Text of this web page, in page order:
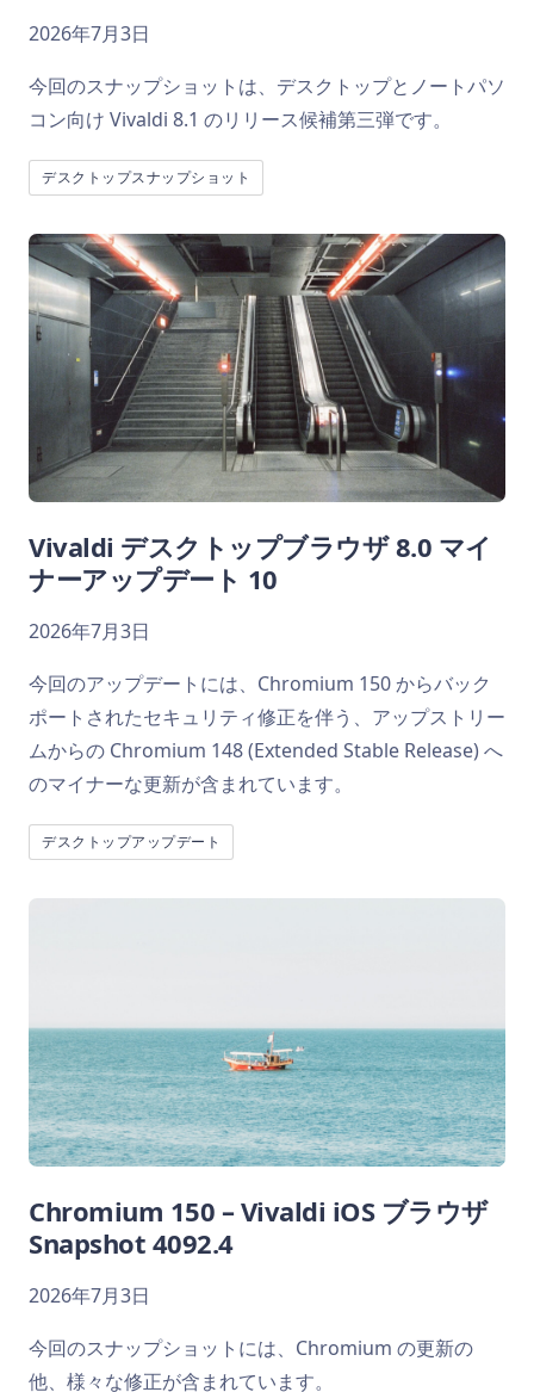
2026年7月3日
今回のスナップショットは、デスクトップとノートパソ
コン向け Vivaldi 8.1 のリリース候補第三弾です。
デスクトップスナップショット
Vivaldi デスクトップブラウザ 8.0 マイ
ナーアップデート 10
2026年7月3日
今回のアップデートには、Chromium 150 からバック
ポートされたセキュリティ修正を伴う、アップストリー
ムからの Chromium 148 (Extended Stable Release) へ
のマイナーな更新が含まれています。
デスクトップアップデート
Chromium 150 – Vivaldi iOS ブラウザ
Snapshot 4092.4
2026年7月3日
今回のスナップショットには、Chromium の更新の
他、様々な修正が含まれています。